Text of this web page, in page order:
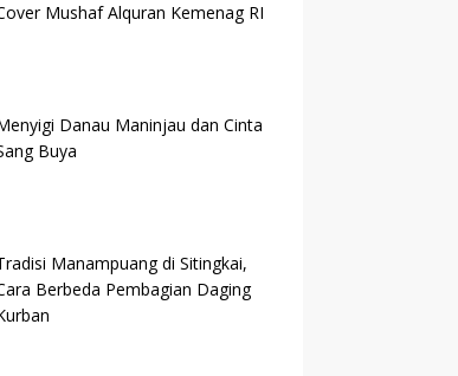
Mushaf Alquran Kemenag RI
Danau Maninjau dan Cinta
Buya
Manampuang di Sitingkai,
Berbeda Pembagian Daging